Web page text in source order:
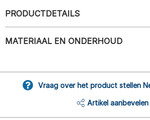
PRODUCTDETAILS
MATERIAAL EN ONDERHOUD
Vraag over het product stellen
Artikel aanbevelen